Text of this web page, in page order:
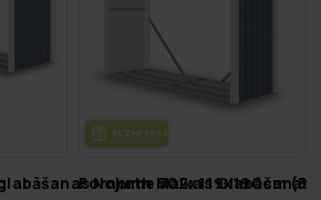
Nojume 302x119x190cm
BEZ­MAK­SAS PIE­GĀ­DE
Fornorth Malkas Glabāšanas